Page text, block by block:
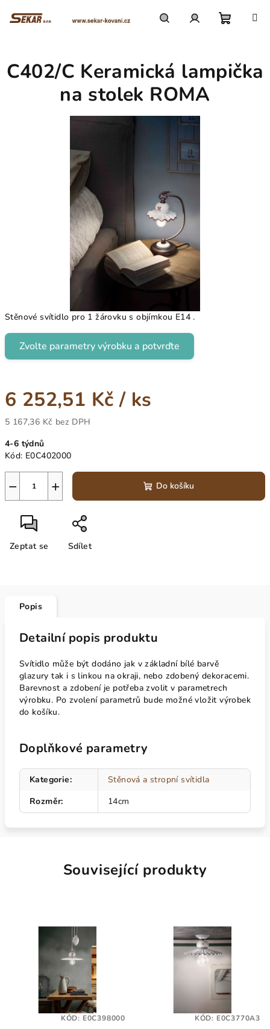
košík
Stěnové svítidlo pro 1 žárovku s objímkou E14 .
Zvolte parametry výrobku a potvrďte
6 252,51 Kč / ks
5 167,36 Kč bez DPH
cena:
4-6 týdnů
Kód: E0C402000
+
− Do košíku
Zeptat se Sdílet
C402/C Keramická lampička
na stolek ROMA
Popis
Detailní popis produktu
Svítidlo může být dodáno jak v základní bílé barvě
glazury tak i s linkou na okraji, nebo zdobený dekoracemi.
Barevnost a zdobení je potřeba zvolit v parametrech
výrobku. Po zvolení parametrů bude možné vložit výrobek
do košíku.
Doplňkové parametry
Kategorie:
Stěnová a stropní svítidla
Rozměr: 14cm
Související produkty
KÓD: E0C398000 KÓD: E0C3770A3